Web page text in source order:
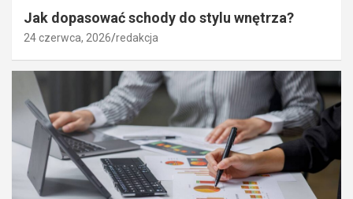
Jak dopasować schody do stylu wnętrza?
24 czerwca, 2026 redakcja